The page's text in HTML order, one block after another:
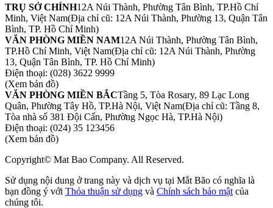
TRỤ SỞ CHÍNH12A Núi Thành, Phường Tân Bình, TP.Hồ Chí
Minh, Việt Nam(Địa chỉ cũ: 12A Núi Thành, Phường 13, Quận Tân
Bình, TP. Hồ Chí Minh)
VĂN PHÒNG MIỀN NAM12A Núi Thành, Phường Tân Bình,
TP.Hồ Chí Minh, Việt Nam(Địa chỉ cũ: 12A Núi Thành, Phường
13, Quận Tân Bình, TP. Hồ Chí Minh)
Điện thoại: (028) 3622 9999
(Xem bản đồ)
VĂN PHÒNG MIỀN BẮCTầng 5, Tòa Rosary, 89 Lạc Long
Quân, Phường Tây Hồ, TP.Hà Nội, Việt Nam(Địa chỉ cũ: Tầng 8,
Tòa nhà số 381 Đội Cấn, Phường Ngọc Hà, TP.Hà Nội)
Điện thoại: (024) 35 123456
(Xem bản đồ)
Copyright© Mat Bao Company. All Reserved.
Sử dụng nội dung ở trang này và dịch vụ tại Mắt Bão có nghĩa là
bạn đồng ý với Thỏa thuận sử dụng và Chính sách bảo mật của
chúng tôi.